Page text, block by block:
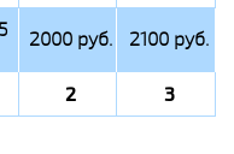
2000 руб. 2100 руб.
2 3